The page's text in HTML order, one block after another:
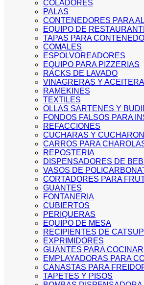
COLADORES
PALAS
CONTENEDORES PARA
EQUIPO DE
TAPAS PARA
COMALES
ESPOLVOREADORES
EQUIPO PARA PIZZERIAS
RACKS DE LAVADO
VINAGRERAS Y
RAMEKINES
TEXTILES
OLLAS SARTENES Y
FONDOS FALSOS PARA
REFACCIONES
CUCHARAS Y
CARROS PARA
REPOSTERIA
DISPENSADORES DE
VASOS DE
CORTADORES PARA
GUANTES
FONTANERIA
CUBIERTOS
PERIQUERAS
EQUIPO DE MESA
RECIPIENTES DE
EXPRIMIDORES
GUANTES PARA COCINAR
EMPLAYADORAS PARA
CANASTAS PARA
TAPETES Y PISOS